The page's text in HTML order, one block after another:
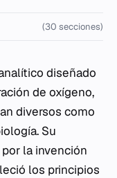
(30 secciones)
diseñado
de oxígeno,
diversos como
Su
la invención
los principios